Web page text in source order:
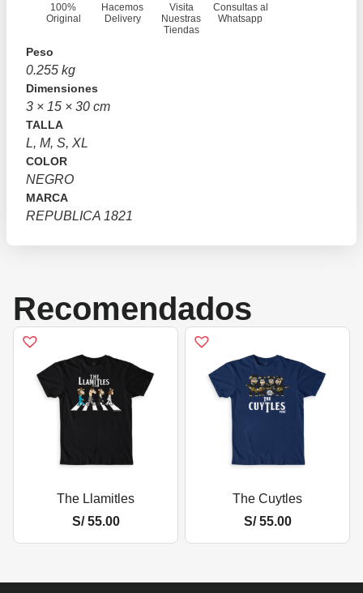
100%
Original
Hacemos
Delivery
Visita
Nuestras
Tiendas
Consultas al
Whatsapp
Peso
0.255 kg
Dimensiones
3 × 15 × 30 cm
TALLA
L, M, S, XL
COLOR
NEGRO
MARCA
REPUBLICA 1821
Recomendados
The Llamitles
S/55.00
The Cuytles
S/55.00